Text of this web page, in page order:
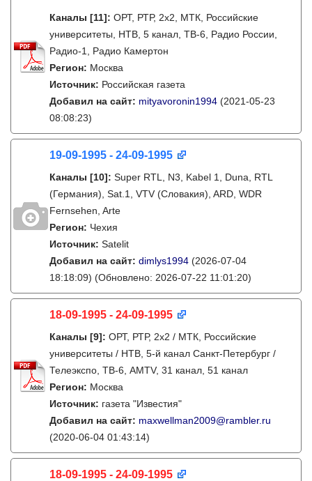
Каналы [11]: ОРТ, РТР, 2х2, МТК, Российские
университеты, НТВ, 5 канал, ТВ-6, Радио России,
Радио-1, Радио Камертон
Регион: Москва
Источник: Российская газета
Добавил на сайт: mityavoronin1994 (2021-05-23
08:08:23)
19-09-1995 - 24-09-1995
Каналы [10]: Super RTL, N3, Kabel 1, Duna, RTL
(Германия), Sat.1, VTV (Словакия), ARD, WDR
Fernsehen, Arte
Регион: Чехия
Источник: Satelit
Добавил на сайт: dimlys1994 (2026-07-04
18:18:09) (Обновлено: 2026-07-22 11:01:20)
18-09-1995 - 24-09-1995
Каналы [9]: ОРТ, РТР, 2х2 / МТК, Российские
университеты / НТВ, 5-й канал Санкт-Петербург /
Телеэкспо, ТВ-6, AMTV, 31 канал, 51 канал
Регион: Москва
Источник: газета "Известия"
Добавил на сайт: maxwellman2009@rambler.ru
(2020-06-04 01:43:14)
18-09-1995 - 24-09-1995